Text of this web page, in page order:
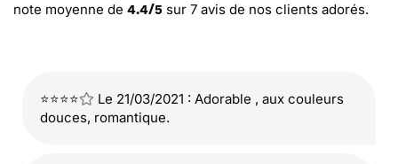
note moyenne de 4.4/5 sur 7 avis de nos clients adorés.
⭐⭐⭐⭐
Le 21/03/2021 : Adorable , aux couleurs
douces, romantique.